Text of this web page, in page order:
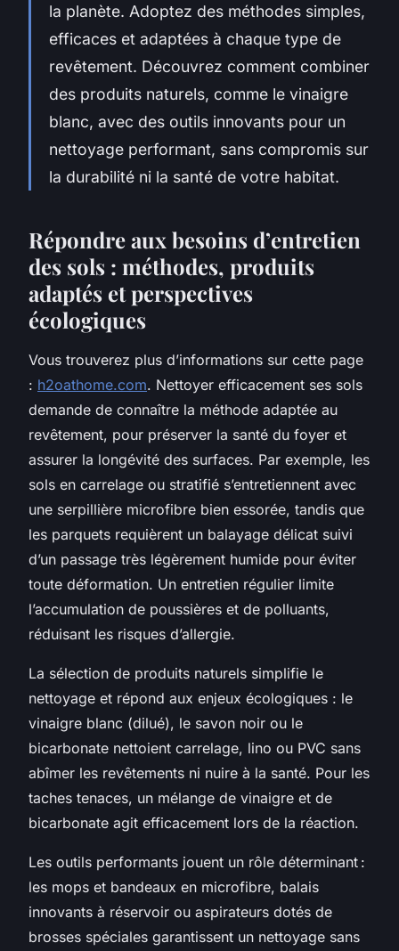
la planète. Adoptez des méthodes simples,
efficaces et adaptées à chaque type de
revêtement. Découvrez comment combiner
des produits naturels, comme le vinaigre
blanc, avec des outils innovants pour un
nettoyage performant, sans compromis sur
la durabilité ni la santé de votre habitat.
Répondre aux besoins d’entretien
des sols : méthodes, produits
adaptés et perspectives
écologiques
Vous trouverez plus d’informations sur cette page
: h2oathome.com. Nettoyer efficacement ses sols
demande de connaître la méthode adaptée au
revêtement, pour préserver la santé du foyer et
assurer la longévité des surfaces. Par exemple, les
sols en carrelage ou stratifié s’entretiennent avec
une serpillière microfibre bien essorée, tandis que
les parquets requièrent un balayage délicat suivi
d’un passage très légèrement humide pour éviter
toute déformation. Un entretien régulier limite
l’accumulation de poussières et de polluants,
réduisant les risques d’allergie.
La sélection de produits naturels simplifie le
nettoyage et répond aux enjeux écologiques : le
vinaigre blanc (dilué), le savon noir ou le
bicarbonate nettoient carrelage, lino ou PVC sans
abîmer les revêtements ni nuire à la santé. Pour les
taches tenaces, un mélange de vinaigre et de
bicarbonate agit efficacement lors de la réaction.
Les outils performants jouent un rôle déterminant :
les mops et bandeaux en microfibre, balais
innovants à réservoir ou aspirateurs dotés de
brosses spéciales garantissent un nettoyage sans